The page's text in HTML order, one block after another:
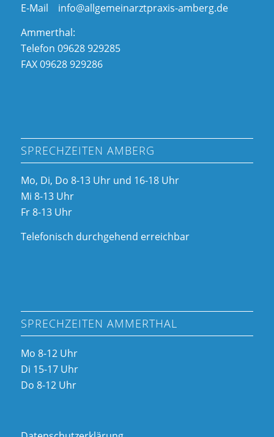
E-Mail info@allgemeinarztpraxis-amberg.de
Ammerthal:
Telefon 09628 929285
FAX 09628 929286
SPRECHZEITEN AMBERG
Mo, Di, Do 8-13 Uhr und 16-18 Uhr
Mi 8-13 Uhr
Fr 8-13 Uhr
Telefonisch durchgehend erreichbar
SPRECHZEITEN AMMERTHAL
Mo 8-12 Uhr
Di 15-17 Uhr
Do 8-12 Uhr